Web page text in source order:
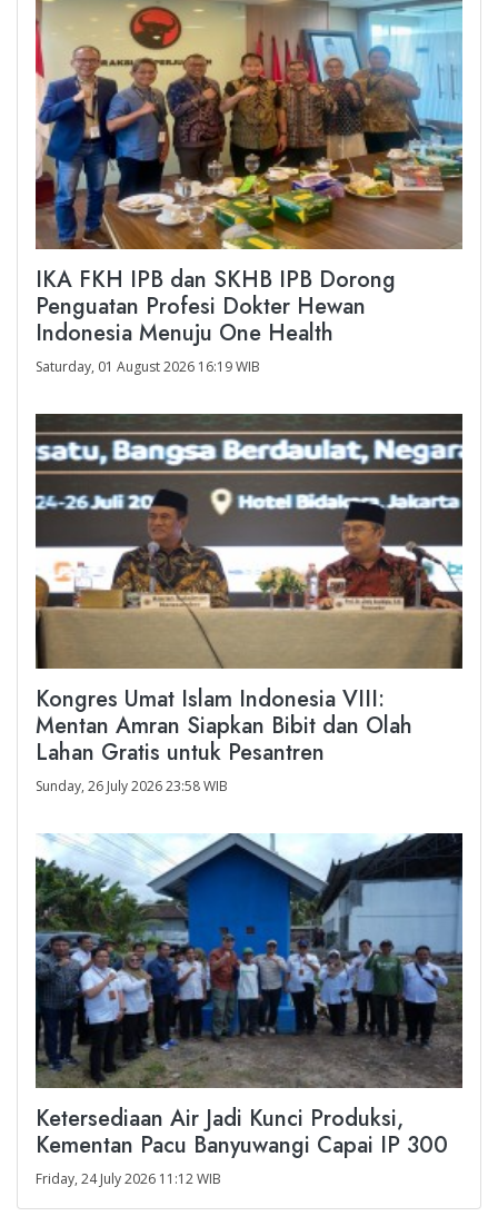
IKA FKH IPB dan SKHB IPB Dorong
Penguatan Profesi Dokter Hewan
Indonesia Menuju One Health
Saturday, 01 August 2026 16:19 WIB
Kongres Umat Islam Indonesia VIII:
Mentan Amran Siapkan Bibit dan Olah
Lahan Gratis untuk Pesantren
Sunday, 26 July 2026 23:58 WIB
Ketersediaan Air Jadi Kunci Produksi,
Kementan Pacu Banyuwangi Capai IP 300
Friday, 24 July 2026 11:12 WIB